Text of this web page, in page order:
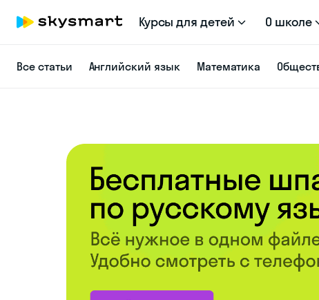
Курсы для детей О школе
Все статьи Английский язык Математика